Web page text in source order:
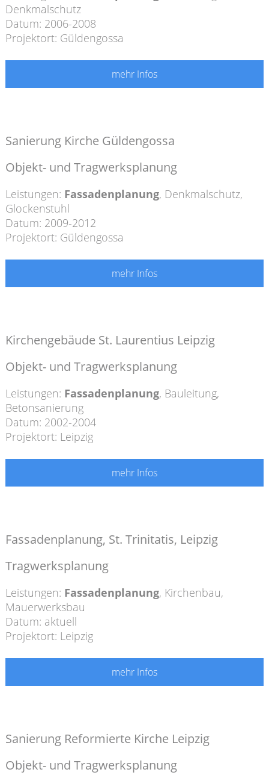
Denkmalschutz
Datum: 2006-2008
Projektort: Güldengossa
mehr Infos
Sanierung Kirche Güldengossa
Objekt- und Tragwerksplanung
Leistungen: Fassadenplanung, Denkmalschutz,
Glockenstuhl
Datum: 2009-2012
Projektort: Güldengossa
mehr Infos
Kirchengebäude St. Laurentius Leipzig
Objekt- und Tragwerksplanung
Leistungen: Fassadenplanung, Bauleitung,
Betonsanierung
Datum: 2002-2004
Projektort: Leipzig
mehr Infos
Fassadenplanung, St. Trinitatis, Leipzig
Tragwerksplanung
Leistungen: Fassadenplanung, Kirchenbau,
Mauerwerksbau
Datum: aktuell
Projektort: Leipzig
mehr Infos
Sanierung Reformierte Kirche Leipzig
Objekt- und Tragwerksplanung